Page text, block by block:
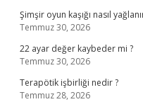
Şimşir oyun kaşığı nasıl
Temmuz 30, 2026
22 ayar değer kaybeder mi ?
Temmuz 30, 2026
Terapötik işbirliği nedir ?
Temmuz 28, 2026